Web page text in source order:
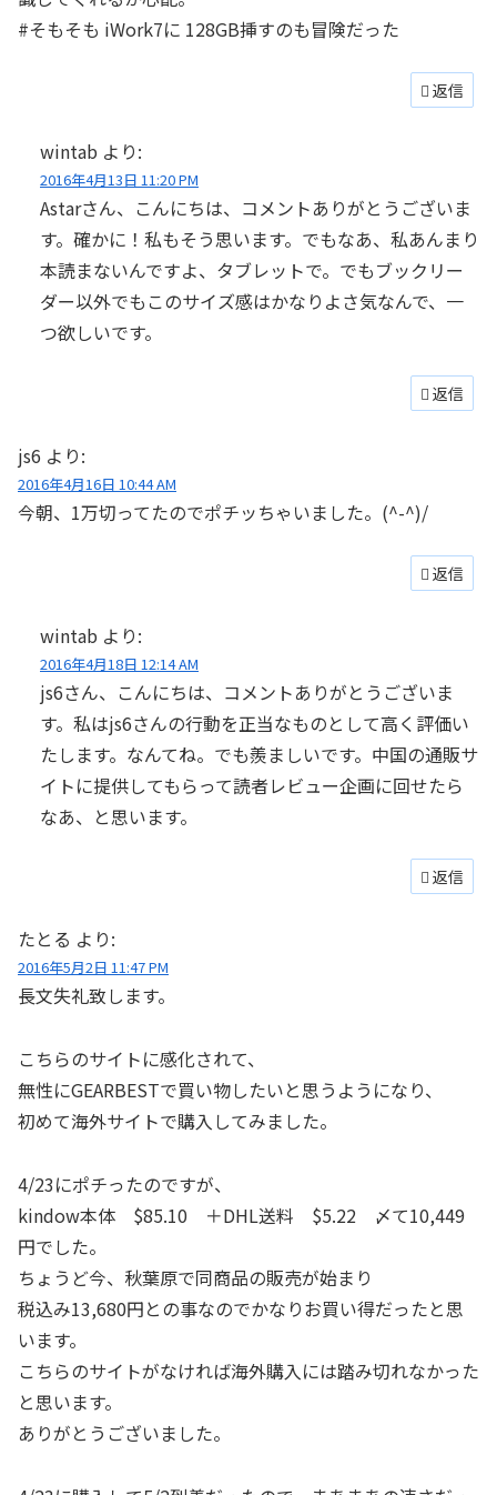
#そもそも iWork7に 128GB挿すのも冒険だった
返信
wintab より:
2016年4月13日 11:20 PM
Astarさん、こんにちは、コメントありがとうございま
す。確かに！私もそう思います。でもなあ、私あんまり
本読まないんですよ、タブレットで。でもブックリー
ダー以外でもこのサイズ感はかなりよさ気なんで、一
つ欲しいです。
返信
js6 より:
2016年4月16日 10:44 AM
今朝、1万切ってたのでポチッちゃいました。(^-^)/
返信
wintab より:
2016年4月18日 12:14 AM
js6さん、こんにちは、コメントありがとうございま
す。私はjs6さんの行動を正当なものとして高く評価い
たします。なんてね。でも羨ましいです。中国の通販サ
イトに提供してもらって読者レビュー企画に回せたら
なあ、と思います。
返信
たとる より:
2016年5月2日 11:47 PM
長文失礼致します。
こちらのサイトに感化されて、
無性にGEARBESTで買い物したいと思うようになり、
初めて海外サイトで購入してみました。
4/23にポチったのですが、
kindow本体 $85.10 ＋DHL送料 $5.22 〆て10,449
円でした。
ちょうど今、秋葉原で同商品の販売が始まり
税込み13,680円との事なのでかなりお買い得だったと思
います。
こちらのサイトがなければ海外購入には踏み切れなかった
と思います。
ありがとうございました。